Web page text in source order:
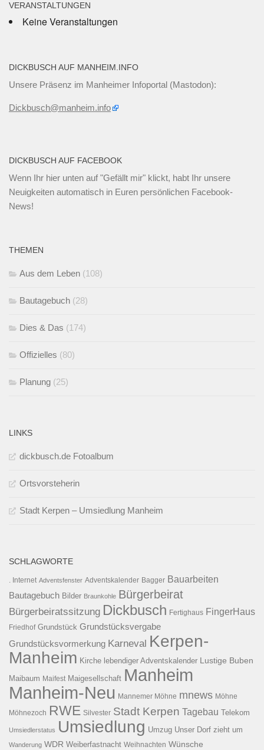
VERANSTALTUNGEN
Keine Veranstaltungen
DICKBUSCH AUF MANHEIM.INFO
Unsere Präsenz im Manheimer Infoportal (Mastodon):
Dickbusch@manheim.info
DICKBUSCH AUF FACEBOOK
Wenn Ihr hier unten auf "Gefällt mir" klickt, habt Ihr unsere
Neuigkeiten automatisch in Euren persönlichen Facebook-
News!
THEMEN
Aus dem Leben (108)
Bautagebuch (28)
Dies & Das (174)
Offizielles (80)
Planung (25)
LINKS
dickbusch.de Fotoalbum
Ortsvorsteherin
Stadt Kerpen – Umsiedlung Manheim
SCHLAGWORTE
. Internet Adventsfenster Adventskalender Bagger Bauarbeiten
Bautagebuch Bilder Braunkohle Bürgerbeirat
Bürgerbeiratssitzung Dickbusch Fertighaus FingerHaus
Friedhof Grundstück Grundstücksvergabe
Grundstücksvormerkung Karneval Kerpen-
Manheim Kirche lebendiger Adventskalender Lustige Buben
Maibaum Maifest Maigesellschaft Manheim
Manheim-Neu Mannemer Möhne mnews Möhne
Möhnezoch RWE Silvester Stadt Kerpen Tagebau Telekom
Umsiedlerstatus Umsiedlung Umzug Unser Dorf zieht um
Wanderung WDR Weiberfastnacht Weihnachten Wünsche